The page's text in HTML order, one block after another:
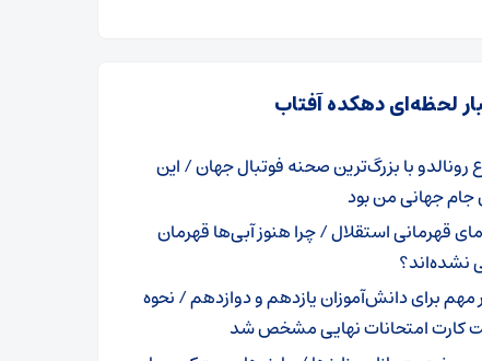
لحظه‌ای دهکده آفتاب
رونالدو با بزرگ‌ترین صحنه فوتبال جهان / این
جام جهانی من بود
قهرمانی استقلال / چرا هنوز آبی‌ها قهرمان
نشده‌اند؟
مهم برای دانش‌آموزان یازدهم و دوازدهم / نحوه
کارت امتحانات نهایی مشخص شد